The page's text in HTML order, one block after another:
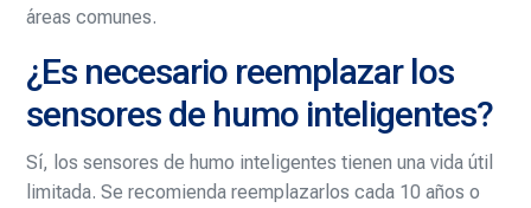
áreas comunes.
¿Es necesario reemplazar los
sensores de humo inteligentes?
Sí, los sensores de humo inteligentes tienen una vida útil
limitada. Se recomienda reemplazarlos cada 10 años o